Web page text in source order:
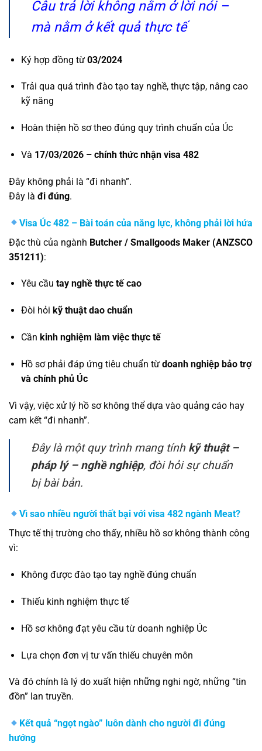
Câu trả lời không nằm ở lời nói –
mà nằm ở kết quả thực tế
Ký hợp đồng từ 03/2024
Trải qua quá trình đào tạo tay nghề, thực tập, nâng cao
kỹ năng
Hoàn thiện hồ sơ theo đúng quy trình chuẩn của Úc
Và 17/03/2026 – chính thức nhận visa 482
Đây không phải là “đi nhanh”.
Đây là đi đúng.
Visa Úc 482 – Bài toán của năng lực, không phải lời hứa
Đặc thù của ngành Butcher / Smallgoods Maker (ANZSCO
351211):
Yêu cầu tay nghề thực tế cao
Đòi hỏi kỹ thuật dao chuẩn
Cần kinh nghiệm làm việc thực tế
Hồ sơ phải đáp ứng tiêu chuẩn từ doanh nghiệp bảo trợ
và chính phủ Úc
Vì vậy, việc xử lý hồ sơ không thể dựa vào quảng cáo hay
cam kết “đi nhanh”.
Đây là một quy trình mang tính kỹ thuật –
pháp lý – nghề nghiệp, đòi hỏi sự chuẩn
bị bài bản.
Vì sao nhiều người thất bại với visa 482 ngành Meat?
Thực tế thị trường cho thấy, nhiều hồ sơ không thành công
vì:
Không được đào tạo tay nghề đúng chuẩn
Thiếu kinh nghiệm thực tế
Hồ sơ không đạt yêu cầu từ doanh nghiệp Úc
Lựa chọn đơn vị tư vấn thiếu chuyên môn
Và đó chính là lý do xuất hiện những nghi ngờ, những “tin
đồn” lan truyền.
Kết quả “ngọt ngào” luôn dành cho người đi đúng
hướng